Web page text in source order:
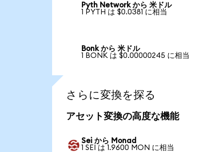
Pyth Network から 米ドル
1 PYTH は $0.0381 に相当
Bonk から 米ドル
1 BONK は $0.00000245 に相当
さらに変換を探る
アセット変換の高度な機能
Sei から Monad
1 SEI は 1.9600 MON に相当